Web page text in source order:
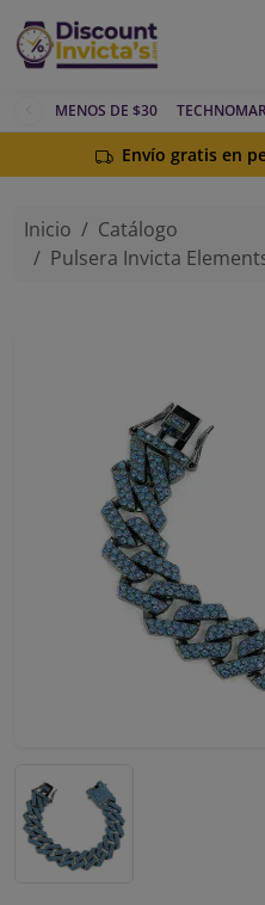
MENOS DE $30
Envío gratis en
Inicio
Catálogo
Pulsera Invicta Elements XL Drip